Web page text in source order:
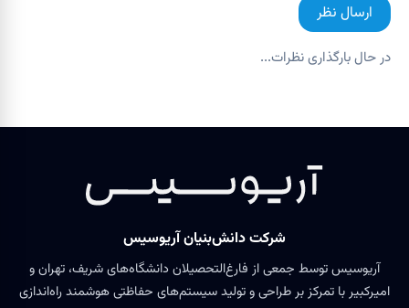
ارسال نظر
در حال بارگذاری نظرات...
شرکت دانش‌بنیان آریوسیس
آریوسیس توسط جمعی از فارغ‌التحصیلان دانشگاه‌های شریف، تهران و
امیرکبیر با تمرکز بر طراحی و تولید سیستم‌های حفاظتی هوشمند راه‌اندازی